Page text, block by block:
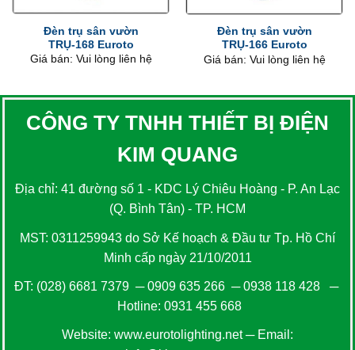
Đèn trụ sân vườn
TRỤ-168 Euroto
Giá bán: Vui lòng liên hệ
Đèn trụ sân vườn
TRỤ-166 Euroto
Giá bán: Vui lòng liên hệ
CÔNG TY TNHH THIẾT BỊ ĐIỆN
KIM QUANG
Địa chỉ: 41 đường số 1 - KDC Lý Chiêu Hoàng - P. An Lạc
(Q. Bình Tân) - TP. HCM
MST: 0311259943 do Sở Kế hoạch & Đầu tư Tp. Hồ Chí
Minh cấp ngày 21/10/2011
ĐT: (028) 6681 7379 ─0909 635 266─0938 118 428─
Hotline: 0931 455 668
Website: www.eurotolighting.net─ Email: